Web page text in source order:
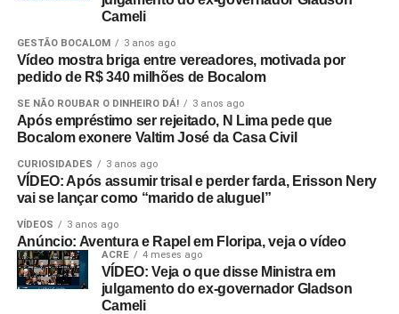
Cameli
GESTÃO BOCALOM 3 anos ago
Vídeo mostra briga entre vereadores, motivada por
pedido de R$ 340 milhões de Bocalom
SE NÃO ROUBAR O DINHEIRO DÁ! 3 anos ago
Após empréstimo ser rejeitado, N Lima pede que
Bocalom exonere Valtim José da Casa Civil
CURIOSIDADES 3 anos ago
VÍDEO: Após assumir trisal e perder farda, Erisson Nery
vai se lançar como “marido de aluguel”
VÍDEOS 3 anos ago
Anúncio: Aventura e Rapel em Floripa, veja o vídeo
ACRE 4 meses ago
VÍDEO: Veja o que disse Ministra em
julgamento do ex-governador Gladson
Cameli